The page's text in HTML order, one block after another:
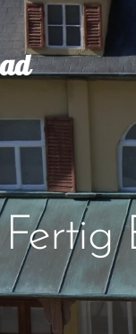
Fertig